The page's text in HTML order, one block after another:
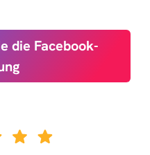
die Facebook-